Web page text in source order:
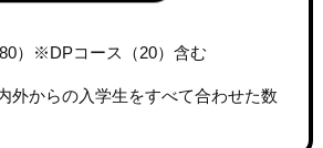
）※DPコース（20）含む
外からの入学生をすべて合わせた数